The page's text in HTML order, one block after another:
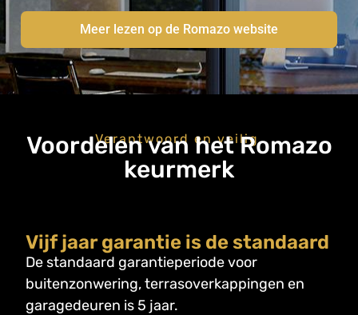
Meer lezen op de Romazo website
Verantwoord en veilig.
Voordelen van het Romazo
keurmerk
Vijf jaar garantie is de standaard
De standaard garantieperiode voor
buitenzonwering, terrasoverkappingen en
garagedeuren is 5 jaar.